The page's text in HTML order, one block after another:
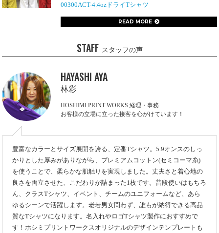
00300ACT-4.4ozドライTシャツ
READ MORE
STAFF スタッフの声
HAYASHI AYA
林彩
HOSHIMI PRINT WORKS 経理・事務
お客様の立場に立った接客を心がけています！
豊富なカラーとサイズ展開を誇る、定番Tシャツ。5.9オンスのしっ
かりとした厚みがありながら、プレミアムコットン(セミコーマ糸)
を使うことで、柔らかな肌触りを実現しました。丈夫さと着心地の
良さを両立させた、こだわりが詰まった1枚です。普段使いはもちろ
ん、クラスTシャツ、イベント、チームのユニフォームなど、あら
ゆるシーンで活躍します。老若男女問わず、誰もが納得できる高品
質なTシャツになります。名入れやロゴTシャツ製作におすすめで
す！ホシミプリントワークスオリジナルのデザインテンプレートも